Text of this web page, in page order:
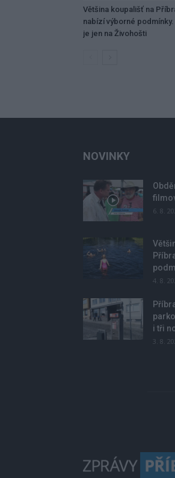
Většina koupališť na
nabízí výborné
je jen na Živohošti
NOVINKY
6. 8.
4. 8.
i tři
3. 8.